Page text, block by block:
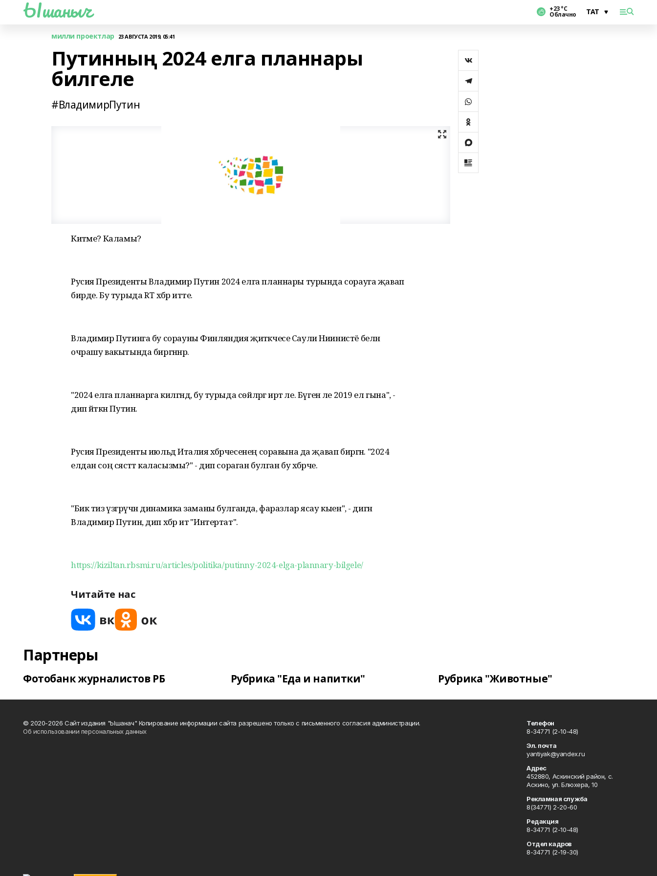
Ышаныч +23 °С
Облачно
милли проектлар 23 АВГУСТА 2019, 05:41
Путинның 2024 елга планнары
билгеле
#ВладимирПутин
Китәме? Каламы?
Русия Президенты Владимир Путин 2024 елга планнары турында сорауга җавап
бирде. Бу турыда RT хәбәр итте.
Владимир Путинга бу сорауны Финляндия җитәкчесе Саули Ниинистё белән
очрашу вакытында биргәннәр.
"2024 елга планнарга килгәндә, бу турыда сөйләргә иртә әле. Бүген әле 2019 ел гына", -
дип әйткән Путин.
Русия Президенты июльдә Италия хәбәрчесенең соравына да җавап биргән. "2024
елдан соң сәясәттә каласызмы?" - дип сораган булган бу хәбәрче.
"Бик тиз үзгәрүчән динамика заманы булганда, фаразлар ясау кыен", - дигән
Владимир Путин, дип хәбәр итә "Интертат".
https://kiziltan.rbsmi.ru/articles/politika/putinny-2024-elga-plannary-bilgele/
Читайте нас
Партнеры
Фотобанк журналистов РБ Рубрика "Еда и напитки" Рубрика "Животные"
© 2020-2026 Сайт издания "Ышанач" Копирование информации сайта разрешено только с письменного согласия администрации.
Об использовании персональных данных
Телефон
8-34771 (2-10-48)
Эл. почта
yantiyak@yandex.ru
Адрес
452880, Аскинский район, с.
Аскино, ул. Блюхера, 10
Рекламная служба
8(34771) 2-20-60
Редакция
8-34771 (2-10-48)
Отдел кадров
8-34771 (2-19-30)